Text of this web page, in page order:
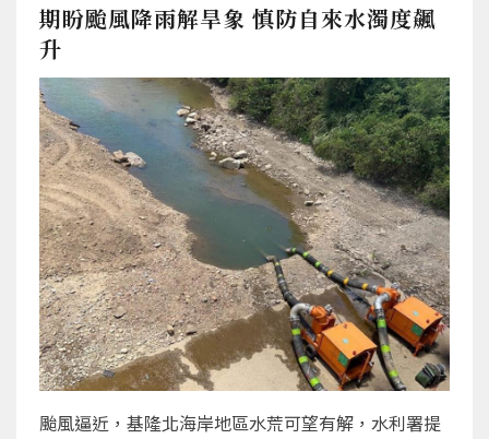
期盼颱風降雨解旱象 慎防自來水濁度飆
升
颱風逼近，基隆北海岸地區水荒可望有解，水利署提